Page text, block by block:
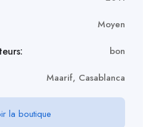
Moyen
bon
Maarif, Casablanca
la boutique